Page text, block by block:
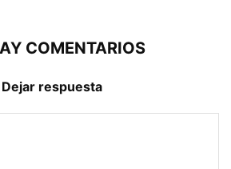
COMENTARIOS
Dejar respuesta